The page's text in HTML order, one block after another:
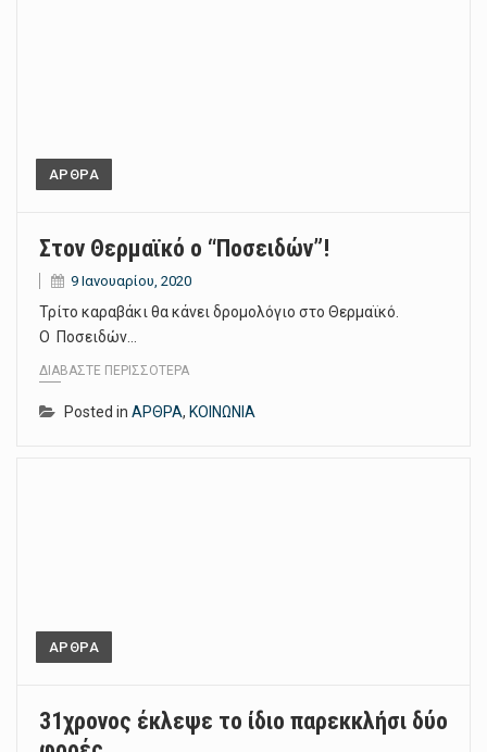
ΑΡΘΡΑ
Στον Θερμαϊκό ο “Ποσειδών”!
9 Ιανουαρίου, 2020
Τρίτο καραβάκι θα κάνει δρομολόγιο στο Θερμαϊκό.
Ο Ποσειδών…
ΔΙΑΒΆΣΤΕ ΠΕΡΙΣΣΌΤΕΡΑ
Posted in ΑΡΘΡΑ, ΚΟΙΝΩΝΙΑ
ΑΡΘΡΑ
31χρονος έκλεψε το ίδιο παρεκκλήσι δύο